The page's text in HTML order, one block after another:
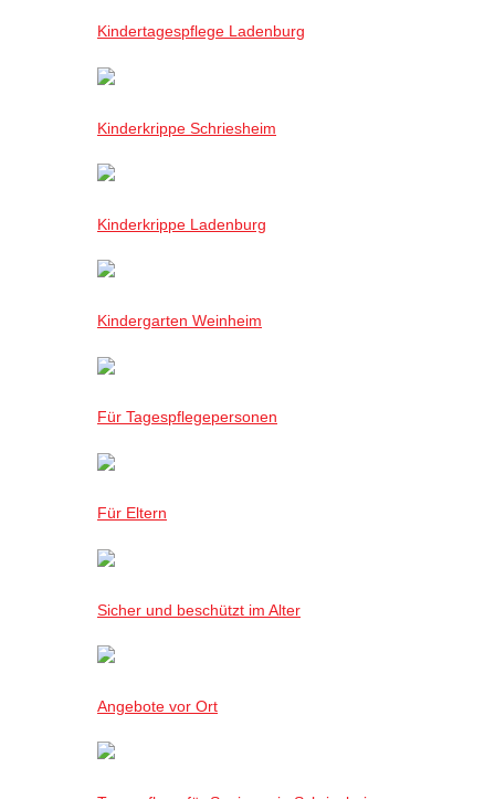
Kindertagespflege Ladenburg
Kinderkrippe Schriesheim
Kinderkrippe Ladenburg
Kindergarten Weinheim
Für Tagespflegepersonen
Für Eltern
Sicher und beschützt im Alter
Angebote vor Ort